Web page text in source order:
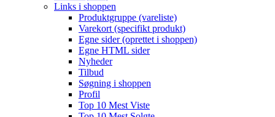
Links i shoppen
Produktgruppe (vareliste)
Varekort (specifikt produkt)
Egne sider (oprettet i shoppen)
Egne HTML sider
Nyheder
Tilbud
Søgning i shoppen
Profil
Top 10 Mest Viste